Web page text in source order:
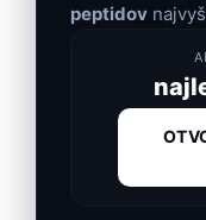
peptidov